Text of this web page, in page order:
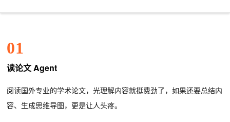
01
读论文 Agent
阅读国外专业的学术论文，光理解内容就挺费劲了，如果还要总结内
容、生成思维导图，更是让人头疼。